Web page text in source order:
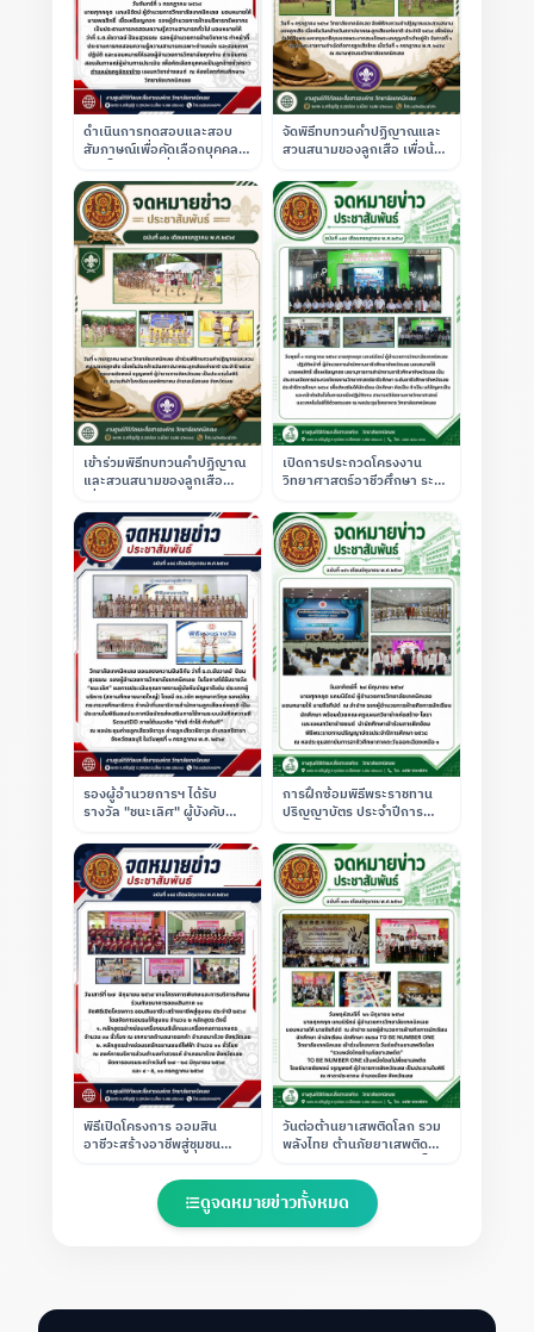
ดำเนินการทดสอบและสอบ
สัมภาษณ์เพื่อคัดเลือกบุคคล
ตำแหน่งครูอัตราจ้าง แผนก
วิชาช่างยนต์
จัดพิธีทบทวนคำปฏิญาณและ
สวนสนามของลูกเสือ เพื่อน้อม
กำเนิดกิจการลูกเสือไทย ณ
สนามฟุตบอลของสถาบัน
เข้าร่วมพิธีทบทวนคำปฏิญาณ
และสวนสนามของลูกเสือ
คณะลูกเสือแห่งชาติ ณ
โรงเรียนเลยพิทยาคม
เปิดการประกวดโครงงาน
วิทยาศาสตร์อาชีวศึกษา ระดับ
ปีการศึกษา 2569
รองผู้อำนวยการฯ ได้รับ
รางวัล "ชนะเลิศ" ผู้บังคับ
บริหาร (สถานศึกษาขนาด
ใหญ่) ณ ค่ายลูกเสือวชิราวุธ
การฝึกซ้อมพิธีพระราชทาน
ปริญญาบัตร ประจำปีการ
พิธีเปิดโครงการ ออมสิน
อาชีวะสร้างอาชีพสู่ชุมชน
พิเศษและการบริการสังคม
ร่วมกับ ธนาคารออมสินภาค
วันต่อต้านยาเสพติดโลก รวม
พลังไทย ต้านภัยยาเสพติด
หนึ่งโดยไม่พึ่งยาเสพติด)
ดูจดหมายข่าวทั้งหมด